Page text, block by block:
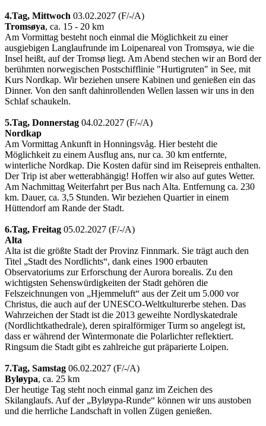
4.Tag, Mittwoch 03.02.2027 (F/­-/­A)
Tromsøya, ca. 15 - 20 km
Am Vormittag besteht noch einmal die Möglichkeit zu einer
ausgiebigen Langlaufrunde im Loipenareal von Tromsøya, wie die
Insel heißt, auf der Tromsø liegt. Am Abend stechen wir an Bord der
berühmten norwegischen Postschifflinie "Hurtigruten" in See, mit
Kurs Nordkap. Wir beziehen unsere Kabinen und genießen ein das
Dinner. Von den sanft dahinrollenden Wellen lassen wir uns in den
Schlaf schaukeln.
5.Tag, Donnerstag 04.02.2027 (F/­-/­A)
Nordkap
Am Vormittag Ankunft in Honningsvåg. Hier besteht die
Möglichkeit zu einem Ausflug ans, nur ca. 30 km entfernte,
winterliche Nordkap. Die Kosten dafür sind im Reisepreis enthalten.
Der Trip ist aber wetterabhängig! Hoffen wir also auf gutes Wetter.
Am Nachmittag Weiterfahrt per Bus nach Alta. Entfernung ca. 230
km. Dauer, ca. 3,5 Stunden. Wir beziehen Quartier in einem
Hüttendorf am Rande der Stadt.
6.Tag, Freitag 05.02.2027 (F/­-/­A)
Alta
Alta ist die größte Stadt der Provinz Finnmark. Sie trägt auch den
Titel „Stadt des Nordlichts“, dank eines 1900 erbauten
Observatoriums zur Erforschung der Aurora borealis. Zu den
wichtigsten Sehenswürdigkeiten der Stadt gehören die
Felszeichnungen von „Hjemmeluft“ aus der Zeit um 5.000 vor
Christus, die auch auf der UNESCO-Weltkulturerbe stehen. Das
Wahrzeichen der Stadt ist die 2013 geweihte Nordlyskatedrale
(Nordlichtkathedrale), deren spiralförmiger Turm so angelegt ist,
dass er während der Wintermonate die Polarlichter reflektiert.
Ringsum die Stadt gibt es zahlreiche gut präparierte Loipen.
7.Tag, Samstag 06.02.2027 (F/­-/­A)
Byløypa, ca. 25 km
Der heutige Tag steht noch einmal ganz im Zeichen des
Skilanglaufs. Auf der „Byløypa-Runde“ können wir uns austoben
und die herrliche Landschaft in vollen Zügen genießen.